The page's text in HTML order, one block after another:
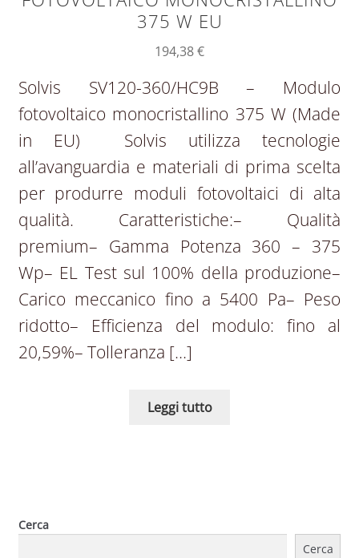
375 W EU
194,38€
Solvis SV120-360/HC9B – Modulo
fotovoltaico monocristallino 375 W (Made
in EU) Solvis utilizza tecnologie
all’avanguardia e materiali di prima scelta
per produrre moduli fotovoltaici di alta
qualità. Caratteristiche:– Qualità
premium– Gamma Potenza 360 – 375
Wp– EL Test sul 100% della produzione–
Carico meccanico fino a 5400 Pa– Peso
ridotto– Efficienza del modulo: fino al
20,59%– Tolleranza […]
Leggi tutto
Cerca
Cerca